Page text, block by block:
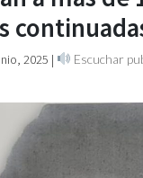
2025 | Escuchar